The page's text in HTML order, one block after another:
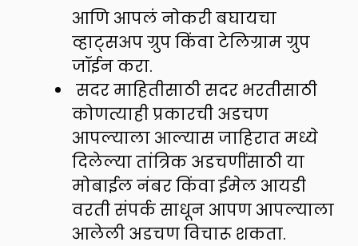
आणि आपलं नोकरी बघायचा
व्हाट्सअप ग्रुप किंवा टेलिग्राम ग्रुप
जॉईन करा.
सदर माहितीसाठी सदर भरतीसाठी
कोणत्याही प्रकारची अडचण
आपल्याला आल्यास जाहिरात मध्ये
दिलेल्या तांत्रिक अडचणींसाठी या
मोबाईल नंबर किंवा ईमेल आयडी
वरती संपर्क साधून आपण आपल्याला
आलेली अडचण विचारू शकता.